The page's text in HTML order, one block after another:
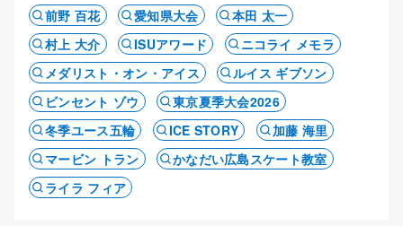
前野 百花
愛知県大会
本田 太一
村上 大介
ISUアワード
ニコライ メモラ
メダリスト・オン・アイス
ルイス ギブソン
ビンセント ゾウ
東京夏季大会2026
冬季ユース五輪
ICE STORY
加藤 海里
マービン トラン
かなだい広島スケート教室
ライラ フィア